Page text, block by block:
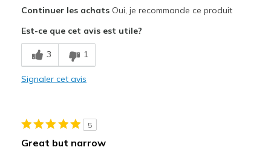
Les meilleures utilisations
Casual Wear
View On Shoes
Shoes are for Wearing
Continuer les achatsOui, je recommande ce produit
Est-ce que cet avis est utile?
3 1
Signaler cet avis
5
Great but narrow